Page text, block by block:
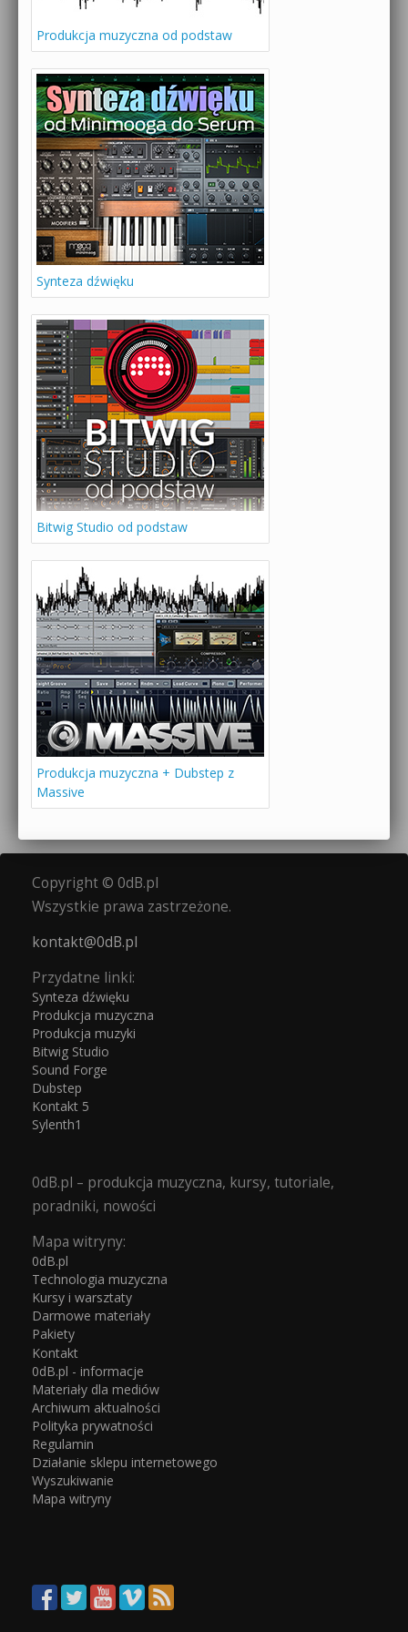
Produkcja muzyczna od podstaw
Synteza dźwięku
Bitwig Studio od podstaw
Produkcja muzyczna + Dubstep z
Massive
Copyright © 0dB.pl
Wszystkie prawa zastrzeżone.
kontakt@0dB.pl
Przydatne linki:
Synteza dźwięku
Produkcja muzyczna
Produkcja muzyki
Bitwig Studio
Sound Forge
Dubstep
Kontakt 5
Sylenth1
0dB.pl – produkcja muzyczna, kursy, tutoriale,
poradniki, nowości
Mapa witryny:
0dB.pl
Technologia muzyczna
Kursy i warsztaty
Darmowe materiały
Pakiety
Kontakt
0dB.pl - informacje
Materiały dla mediów
Archiwum aktualności
Polityka prywatności
Regulamin
Działanie sklepu internetowego
Wyszukiwanie
Mapa witryny